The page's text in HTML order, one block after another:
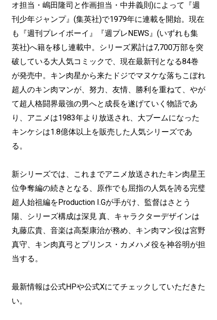
オ担当・嶋田隆司と作画担当・中井義則)によって『週
刊少年ジャンプ』(集英社)で1979年に連載を開始。現在
も『週刊プレイボーイ』『週プレNEWS』(いずれも集
英社)へ籍を移し連載中。シリーズ累計は7,700万部を突
破している大人気コミックで、現在最新刊となる84巻
が発売中。キン肉星から来たドジでマヌケな落ちこぼれ
超人のキン肉マンが、努力、友情、勝利を重ねて、やが
て超人格闘界最強の男へと成長を遂げていく物語であ
り、アニメは1983年より放送され、大ブームになった
キンケシは1.8億体以上を販売した人気シリーズであ
る。
新シリーズでは、これまでアニメ放送されたキン肉星王
位争奪編の続きとなる、原作でも屈指の人気を誇る完璧
超人始祖編をProduction I.Gが手がけ、監督はさとう
陽、シリーズ構成は深見 真、キャラクターデザインは
丸藤広貴、音楽は高梨康治が務め、キン肉マン役は宮野
真守、キン肉真弓とプリンス・カメハメ役を神谷明が担
当する。
最新情報は公式HPや公式Xにてチェックしていただきた
い。